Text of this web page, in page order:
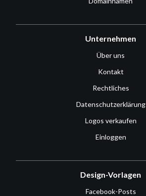
Unternehmen
Über uns
Kontakt
Rechtliches
Datenschutzerklärung
Logos verkaufen
Einloggen
Design-Vorlagen
Facebook-Posts